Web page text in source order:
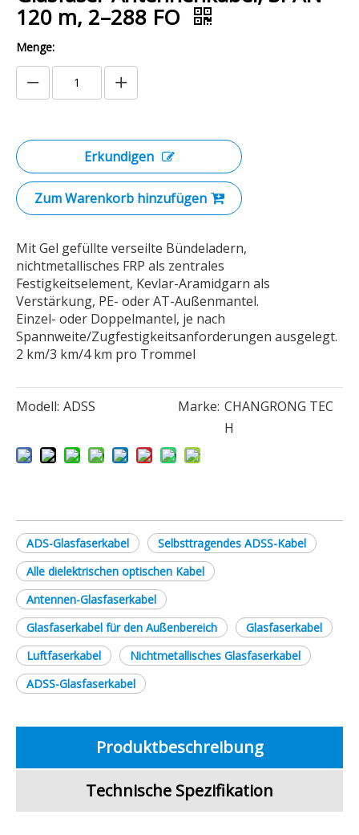
120 m, 2–288 FO
Menge:
Erkundigen
Zum Warenkorb hinzufügen
Mit Gel gefüllte verseilte Bündeladern,
nichtmetallisches FRP als zentrales
Festigkeitselement, Kevlar-Aramidgarn als
Verstärkung, PE- oder AT-Außenmantel.
Einzel- oder Doppelmantel, je nach
Spannweite/Zugfestigkeitsanforderungen ausgelegt.
2 km/3 km/4 km pro Trommel
Modell: ADSS Marke: CHANGRONG TEC
H
ADS-Glasfaserkabel
Selbsttragendes ADSS-Kabel
Alle dielektrischen optischen Kabel
Antennen-Glasfaserkabel
Glasfaserkabel für den Außenbereich
Glasfaserkabel
Luftfaserkabel
Nichtmetallisches Glasfaserkabel
ADSS-Glasfaserkabel
Produktbeschreibung
Technische Spezifikation